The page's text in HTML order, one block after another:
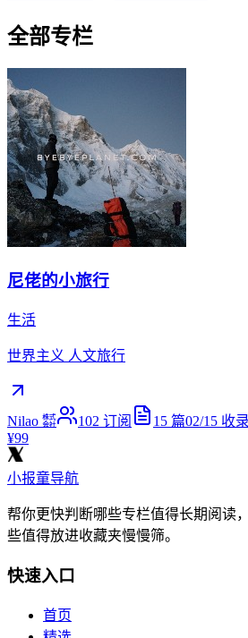
全部专栏
尼佬的小旅行
生活
世界主义 人文旅行
Nilao ㍿ 102 订阅 15 篇02/15 收录
¥99
小报童导航
帮你更快判断哪些专栏值得长期阅读
些值得放进收藏夹慢慢筛。
快速入口
首页